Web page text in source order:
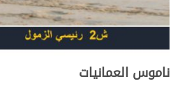
ناموس العمانيات